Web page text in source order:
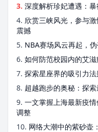
3. 深度解析珍妃遭遇：
4. 欣赏三峡风光，参与
震撼
5. NBA赛场风云再起，
6. 如何防范校园内的艾滋
7. 探索星座界的吸引力
8. 超越跑步的奥秘：探
9. 一文掌握上海最新疫
调整
10. 网络大潮中的紫砂壶